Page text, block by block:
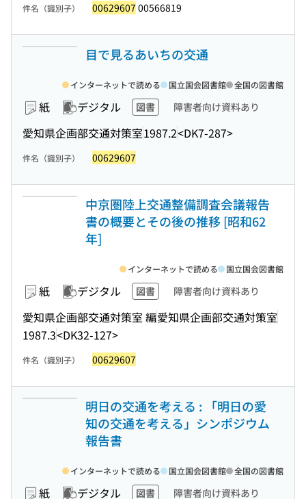
件名（識別子） 00629607 00566819
目で見るあいちの交通
紙 デジタル 図書 障害者向け資料あり
愛知県企画部交通対策室1987.2<DK7-287>
インターネットで読める 国立国会図書館 全国の図書館
件名（識別子） 00629607
中京圏陸上交通整備調査会議報告
書の概要とその後の推移 [昭和62
年]
紙 デジタル 図書 障害者向け資料あり
愛知県企画部交通対策室 編愛知県企画部交通対策室
1987.3<DK32-127>
インターネットで読める 国立国会図書館
件名（識別子） 00629607
明日の交通を考える : 「明日の愛
知の交通を考える」シンポジウム
報告書
紙 デジタル 図書 障害者向け資料あり
インターネットで読める 国立国会図書館 全国の図書館